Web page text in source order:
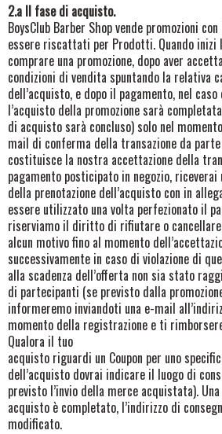
2.a Il fase di acquisto.
BoysClub Barber Shop vende promozioni
essere riscattati per Prodotti. Quando inizi
comprare una promozione, dopo aver
condizioni di vendita spuntando la relativa
dell’acquisto, e dopo il pagamento, nel
l’acquisto della promozione sarà
di acquisto sarà concluso) solo nel
mail di conferma della transazione da
costituisce la nostra accettazione della
pagamento posticipato in negozio,
della prenotazione dell’acquisto con in
essere utilizzato una volta perfezionato il
riserviamo il diritto di rifiutare o cancellare
alcun motivo fino al momento
successivamente in caso di violazione di
alla scadenza dell’offerta non sia stato
di partecipanti (se previsto dalla
informeremo inviandoti una e-mail
momento della registrazione e ti
Qualora il tuo
acquisto riguardi un Coupon per uno
dell’acquisto dovrai indicare il luogo di
previsto l’invio della merce acquistata).
acquisto è completato, l’indirizzo di
modificato.